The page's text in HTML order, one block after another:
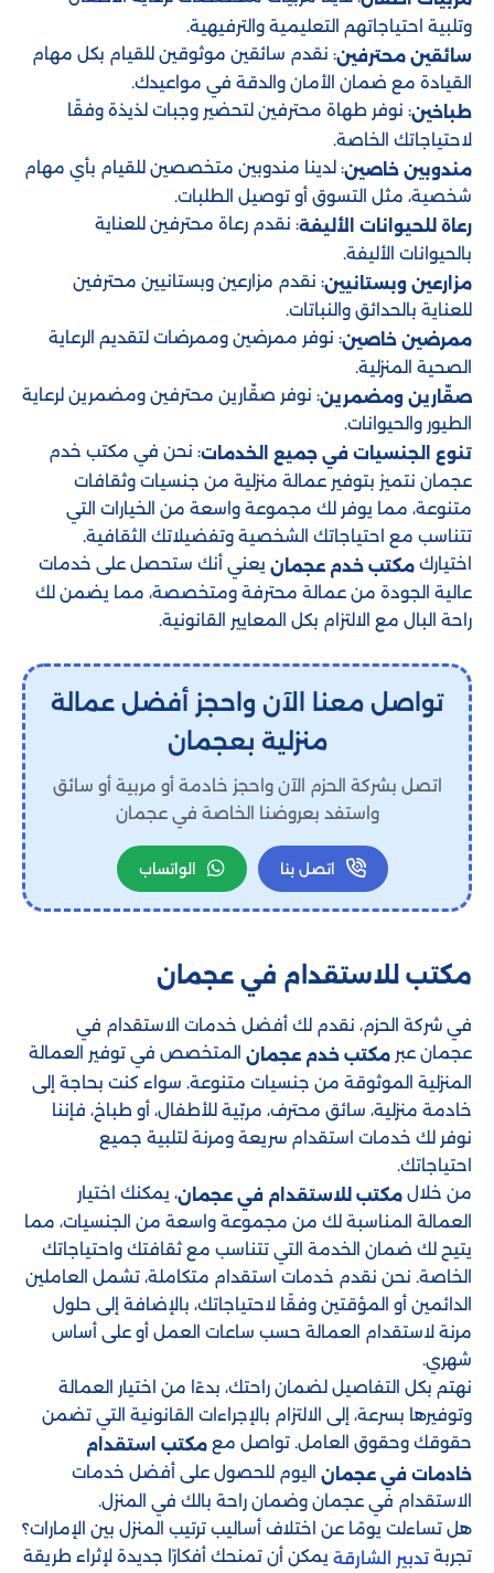
وتلبية احتياجاتهم التعليمية والترفيهية.
سائقين محترفين: نقدم سائقين موثوقين للقيام بكل مهام
القيادة مع ضمان الأمان والدقة في مواعيدك.
طباخين: نوفر طهاة محترفين لتحضير وجبات لذيذة وفقًا
لاحتياجاتك الخاصة.
مندوبين خاصين: لدينا مندوبين متخصصين للقيام بأي مهام
شخصية، مثل التسوق أو توصيل الطلبات.
رعاة للحيوانات الأليفة: نقدم رعاة محترفين للعناية
بالحيوانات الأليفة.
مزارعين وبستانيين: نقدم مزارعين وبستانيين محترفين
للعناية بالحدائق والنباتات.
ممرضين خاصين: نوفر ممرضين وممرضات لتقديم الرعاية
الصحية المنزلية.
صقّارين ومضمرين: نوفر صقّارين محترفين ومضمرين لرعاية
الطيور والحيوانات.
تنوع الجنسيات في جميع الخدمات: نحن في مكتب خدم
عجمان نتميز بتوفير عمالة منزلية من جنسيات وثقافات
متنوعة، مما يوفر لك مجموعة واسعة من الخيارات التي
تتناسب مع احتياجاتك الشخصية وتفضيلاتك الثقافية.
اختيارك مكتب خدم عجمان يعني أنك ستحصل على خدمات
عالية الجودة من عمالة محترفة ومتخصصة، مما يضمن لك
راحة البال مع الالتزام بكل المعايير القانونية.
تواصل معنا الآن واحجز أفضل عمالة
منزلية بعجمان
اتصل بشركة الحزم الآن واحجز خادمة أو مربية أو سائق
واستفد بعروضنا الخاصة في عجمان
اتصل بنا الواتساب
مكتب للاستقدام​ في عجمان
في شركة الحزم، نقدم لك أفضل خدمات الاستقدام في
عجمان عبر مكتب خدم عجمان المتخصص في توفير العمالة
المنزلية الموثوقة من جنسيات متنوعة. سواء كنت بحاجة إلى
خادمة منزلية، سائق محترف، مربّية للأطفال، أو طباخ، فإننا
نوفر لك خدمات استقدام سريعة ومرنة لتلبية جميع
احتياجاتك.
من خلال مكتب للاستقدام في عجمان، يمكنك اختيار
العمالة المناسبة لك من مجموعة واسعة من الجنسيات، مما
يتيح لك ضمان الخدمة التي تتناسب مع ثقافتك واحتياجاتك
الخاصة. نحن نقدم خدمات استقدام متكاملة، تشمل العاملين
الدائمين أو المؤقتين وفقًا لاحتياجاتك، بالإضافة إلى حلول
مرنة لاستقدام العمالة حسب ساعات العمل أو على أساس
شهري.
نهتم بكل التفاصيل لضمان راحتك، بدءًا من اختيار العمالة
وتوفيرها بسرعة، إلى الالتزام بالإجراءات القانونية التي تضمن
حقوقك وحقوق العامل. تواصل مع مكتب استقدام
خادمات في عجمان اليوم للحصول على أفضل خدمات
الاستقدام في عجمان وضمان راحة بالك في المنزل.
هل تساءلت يومًا عن اختلاف أساليب ترتيب المنزل بين الإمارات؟
تجربة تدبير الشارقة يمكن أن تمنحك أفكارًا جديدة لإثراء طريقة